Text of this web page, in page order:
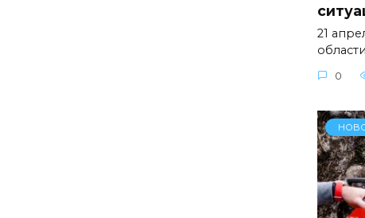
21
0